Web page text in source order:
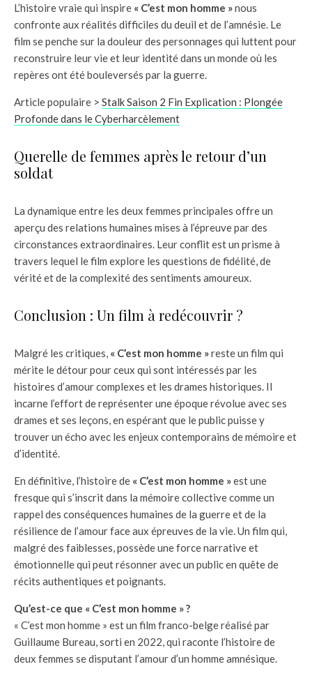
L’histoire vraie qui inspire « C’est mon homme »nous
confronte aux réalités difficiles du deuil et de l’amnésie. Le
film se penche sur la douleur des personnages qui luttent pour
reconstruire leur vie et leur identité dans un monde où les
repères ont été bouleversés par la guerre.
Article populaire > Stalk Saison 2 Fin Explication : Plongée
Profonde dans le Cyberharcèlement
Querelle de femmes après le retour d’un
soldat
La dynamique entre les deux femmes principales offre un
aperçu des relations humaines mises à l’épreuve par des
circonstances extraordinaires. Leur conflit est un prisme à
travers lequel le film explore les questions de fidélité, de
vérité et de la complexité des sentiments amoureux.
Conclusion : Un film à redécouvrir ?
Malgré les critiques, « C’est mon homme »reste un film qui
mérite le détour pour ceux qui sont intéressés par les
histoires d’amour complexes et les drames historiques. Il
incarne l’effort de représenter une époque révolue avec ses
drames et ses leçons, en espérant que le public puisse y
trouver un écho avec les enjeux contemporains de mémoire et
d’identité.
En définitive, l’histoire de « C’est mon homme »est une
fresque qui s’inscrit dans la mémoire collective comme un
rappel des conséquences humaines de la guerre et de la
résilience de l’amour face aux épreuves de la vie. Un film qui,
malgré des faiblesses, possède une force narrative et
émotionnelle qui peut résonner avec un public en quête de
récits authentiques et poignants.
Qu’est-ce que « C’est mon homme » ?
« C’est mon homme » est un film franco-belge réalisé par
Guillaume Bureau, sorti en 2022, qui raconte l’histoire de
deux femmes se disputant l’amour d’un homme amnésique.